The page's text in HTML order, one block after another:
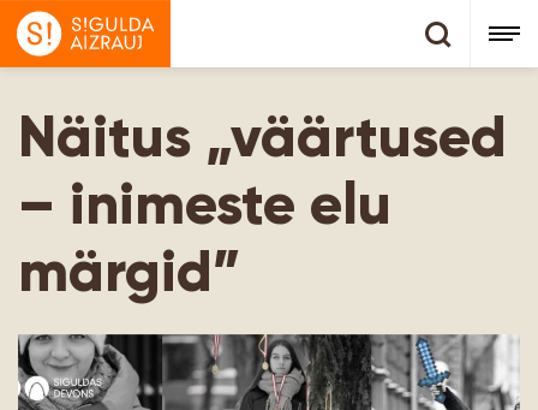
Näitus „väärtused
– inimeste elu
märgid”